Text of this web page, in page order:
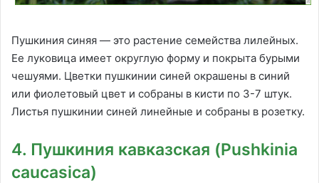
Пушкиния синяя — это растение семейства лилейных.
Ее луковица имеет округлую форму и покрыта бурыми
чешуями. Цветки пушкинии синей окрашены в синий
или фиолетовый цвет и собраны в кисти по 3-7 штук.
Листья пушкинии синей линейные и собраны в розетку.
4. Пушкиния кавказская (Pushkinia
caucasica)